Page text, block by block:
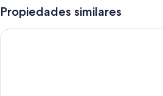
Desayuno a la carta (con cargo),
aeropuerto (con cargo) y muebles de
Espacios de coworking, caja de
Propiedades similares
Los Patios Hostel